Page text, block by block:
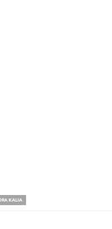
KALIA